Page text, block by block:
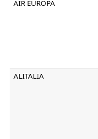
AIR EUROPA
ALITALIA